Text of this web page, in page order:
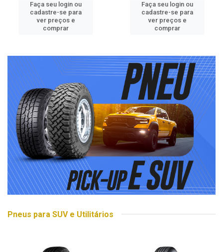
Faça seu login ou
cadastre-se para
ver preços e
comprar
Faça seu login ou
cadastre-se para
ver preços e
comprar
Pneus para SUV e Utilitários